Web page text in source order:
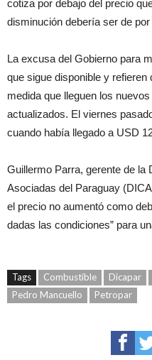
cotiza por debajo del precio
disminución debería ser de
La excusa del Gobierno para
que sigue disponible y
medida que lleguen los
actualizados. El viernes
cuando había llegado a USD
Guillermo Parra, gerente de la
Asociadas del Paraguay
el precio no aumentó como
dadas las condiciones” para
Tags Combustible Dicapar
Pedro Mancuello
Petropar